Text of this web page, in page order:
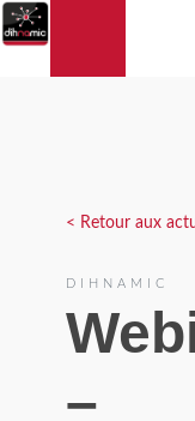
DIHNAMIC
< Retour aux
DIHNAMIC
–